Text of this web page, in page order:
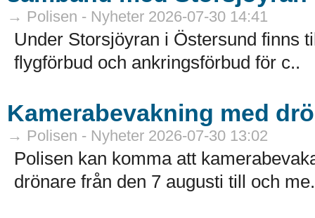
→ Polisen - Nyheter 2026-07-30 14:41
Under Storsjöyran i Östersund finns
flygförbud och ankringsförbud för c..
Kamerabevakning med
→ Polisen - Nyheter 2026-07-30 13:02
Polisen kan komma att
drönare från den 7 augusti till och